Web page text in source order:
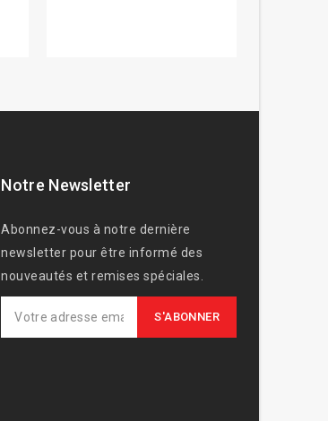
Notre Newsletter
Abonnez-vous à notre dernière
newsletter pour être informé des
nouveautés et remises spéciales.